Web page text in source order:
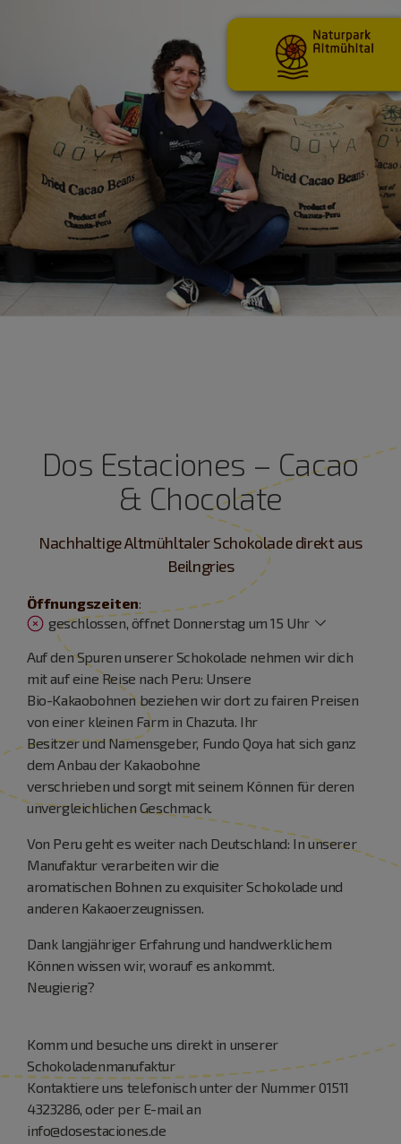
Dos Estaciones – Cacao
& Chocolate
Nachhaltige Altmühltaler Schokolade direkt aus
Beilngries
Öffnungszeiten:
geschlossen, öffnet Donnerstag um 15 Uhr
Auf den Spuren unserer Schokolade nehmen wir dich
mit auf eine Reise nach Peru: Unsere
Bio-Kakaobohnen beziehen wir dort zu fairen Preisen
von einer kleinen Farm in Chazuta. Ihr
Besitzer und Namensgeber, Fundo Qoya hat sich ganz
dem Anbau der Kakaobohne
verschrieben und sorgt mit seinem Können für deren
unvergleichlichen Geschmack.
Von Peru geht es weiter nach Deutschland: In unserer
Manufaktur verarbeiten wir die
aromatischen Bohnen zu exquisiter Schokolade und
anderen Kakaoerzeugnissen.
Dank langjähriger Erfahrung und handwerklichem
Können wissen wir, worauf es ankommt.
Neugierig?
Komm und besuche uns direkt in unserer
Schokoladenmanufaktur
Kontaktiere uns telefonisch unter der Nummer 01511
4323286, oder per E-mail an
info@dosestaciones.de